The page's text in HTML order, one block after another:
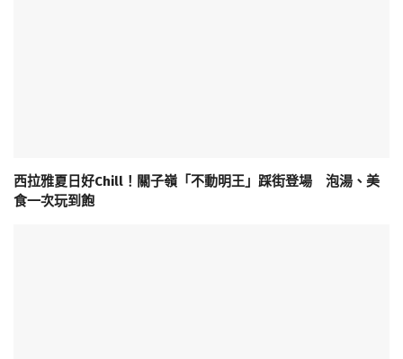
西拉雅夏日好Chill！關子嶺「不動明王」踩街登場 泡湯、美
食一次玩到飽